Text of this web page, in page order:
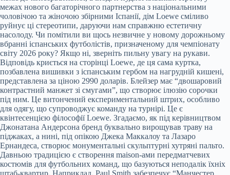
межах нового багаторічного партнерства з національними
чоловічою та жіночою збірними Іспанії, дім Loewe сміливо
руйнує ці стереотипи, даруючи нам справжню естетичну
насолоду. Чи помітили ви щось незвичне у новому дорожньому
вбранні іспанських футболістів, призначеному для чемпіонату
світу 2026 року? Якщо ні, зверніть пильну увагу на рукави.
Відповідь криється на сторінці Loewe, де ця сама куртка,
позбавлена вишивки з іспанським гербом на нагрудній кишені,
представлена за ціною 2990 доларів. Блейзер має “двошаровий
контрастний манжет зі смугами”, що створює ілюзію сорочки
під ним. Це витончений експериментальний штрих, особливо
для одягу, що супроводжує команду на турнірі. Це є
квінтесенцією філософії Loewe. Згадаємо, як під керівництвом
Джонатана Андерсона бренд буквально вирощував траву на
піджаках, а нині, під опікою Джека Маккалоу та Лазаро
Ернандеса, створює монументальні скульптурні хутряні пальто.
Давньою традицією є створення maison-ами передматчевих
костюмів для футбольних команд, що базуються неподалік їхніх
штаб-квартир. Наприклад, Paul Smith забезпечує “Манчестер